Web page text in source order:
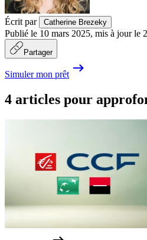
Écrit par Catherine Brezeky
Publié le 10 mars 2025, mis à jour le
Partager
Simuler mon prêt
4 articles pour